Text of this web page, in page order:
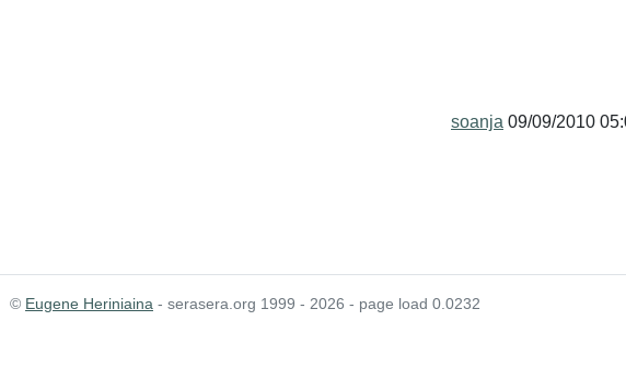
soanja 09/09/2010
© Eugene Heriniaina - serasera.org 1999 - 2026 - page load 0.0232